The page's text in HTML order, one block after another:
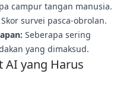
campur tangan manusia.
Skor survei pasca-obrolan.
Seberapa sering
yang dimaksud.
AI yang Harus